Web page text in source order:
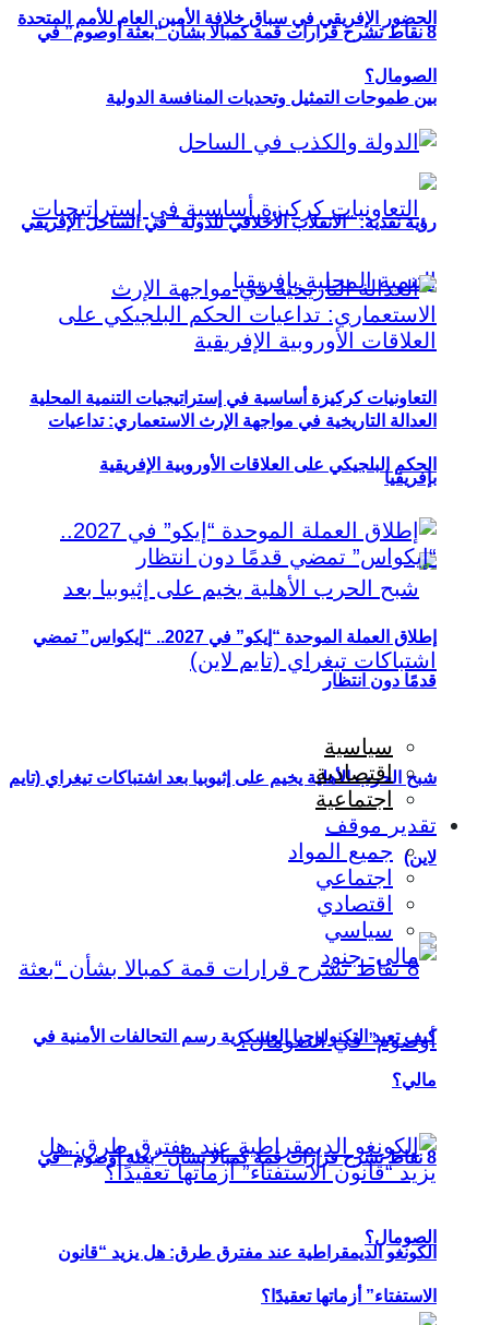
الحضور الإفريقي في سباق خلافة الأمين العام للأمم المتحدة
بين طموحات التمثيل وتحديات المنافسة الدولية
التعاونيات كركيزة أساسية في إستراتيجيات التنمية المحلية
بإفريقيا
شبح الحرب الأهلية يخيم على إثيوبيا بعد اشتباكات تيغراي (تايم
لاين)
8 نقاط تشرح قرارات قمة كمبالا بشأن “بعثة أوصوم” في
الصومال؟
8 نقاط تشرح قرارات قمة كمبالا بشأن “بعثة أوصوم” في
الصومال؟
رؤية نقدية: “الانقلاب الأخلاقي للدولة” في الساحل الإفريقي
العدالة التاريخية في مواجهة الإرث الاستعماري: تداعيات
الحكم البلجيكي على العلاقات الأوروبية الإفريقية
إطلاق العملة الموحدة “إيكو” في 2027.. “إيكواس” تمضي
قدمًا دون انتظار
سياسية
اقتصادية
اجتماعية
تقدير موقف
جميع المواد
اجتماعي
اقتصادي
سياسي
كيف تعيد التكنولوجيا العسكرية رسم التحالفات الأمنية في
مالي؟
الكونغو الديمقراطية عند مفترق طرق: هل يزيد “قانون
الاستفتاء” أزماتها تعقيدًا؟